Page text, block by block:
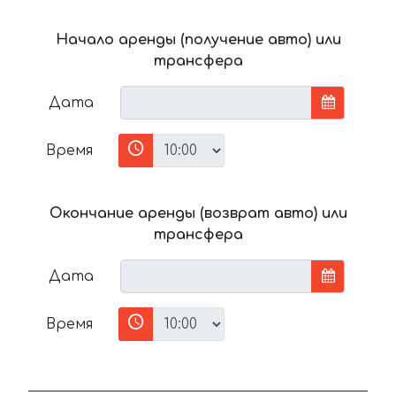
Начало аренды (получение авто) или
трансфера
Дата
Время
Окончание аренды (возврат авто) или
трансфера
Дата
Время